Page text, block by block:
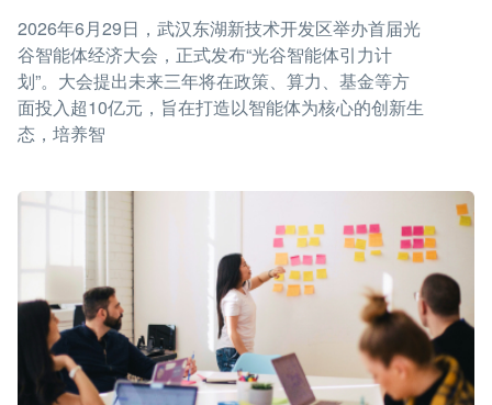
2026年6月29日，武汉东湖新技术开发区举办首届光
谷智能体经济大会，正式发布“光谷智能体引力计
划”。大会提出未来三年将在政策、算力、基金等方
面投入超10亿元，旨在打造以智能体为核心的创新生
态，培养智